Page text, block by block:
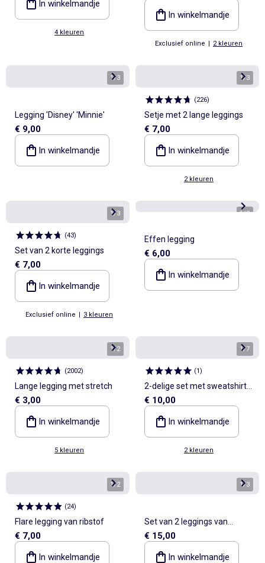
In winkelmandje
4 kleuren
In winkelmandje
Exclusief online | 2 kleuren
1/3
Legging 'Disney' 'Minnie'
€ 9,00
In winkelmandje
1/3
(226)
Setje met 2 lange leggings
€ 7,00
In winkelmandje
2 kleuren
1/3
(43)
Set van 2 korte leggings
€ 7,00
In winkelmandje
Exclusief online | 3 kleuren
1/2
Effen legging
€ 6,00
In winkelmandje
1/2
(2002)
Lange legging met stretch
€ 3,00
In winkelmandje
5 kleuren
1/7
(1)
2-delige set met sweatshirt
en legging
€ 10,00
In winkelmandje
2 kleuren
1/2
(24)
Flare legging van ribstof
€ 7,00
In winkelmandje
1/3
Set van 2 leggings van
ribfluweel
€ 15,00
In winkelmandje